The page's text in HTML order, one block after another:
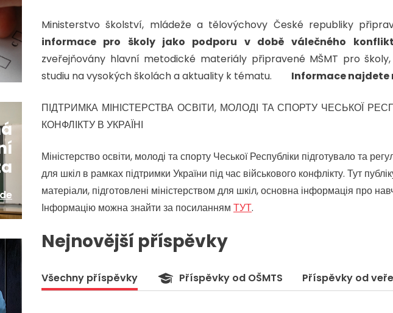
Ministerstvo školství, mládeže a tělovýchovy České republiky
informace pro školy jako podporu v době válečného
zveřejňovány hlavní metodické materiály připravené MŠMT pro
studiu na vysokých školách a aktuality k tématu. Informace najdete
ПІДТРИМКА МІНІСТЕРСТВА ОСВІТИ, МОЛОДІ ТА СПОРТУ ЧЕСЬКОЇ
КОНФЛІКТУ В УКРАЇНІ
Міністерство освіти, молоді та спорту Чеської Республіки підготувало та
для шкіл в рамках підтримки України під час військового конфлікту. Тут
матеріали, підготовлені міністерством для шкіл, основна інформація про
Інформацію можна знайти за посиланням ТУТ.
Nejnovější příspěvky
Všechny příspěvky Příspěvky od OŠMTS Příspěvky od